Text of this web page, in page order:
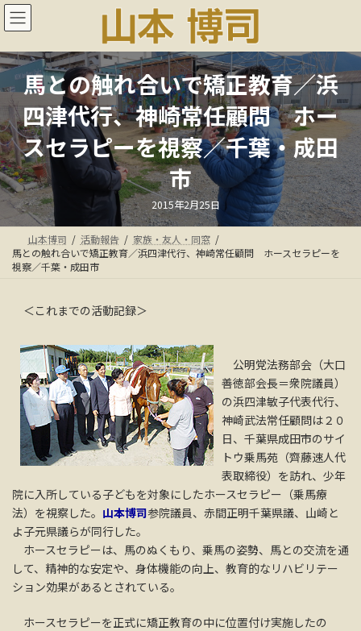
コ
ン
ン
ツ
へ
ス
キ
ッ
プ
ナ
ビ
ー
シ
ョ
ン
に
移
動
馬との触れ合いで矯正教育／浜
四津代行、神崎常任顧問 ホー
スセラピーを視察／千葉・成田
市
最
終
更
新
日
時
:
2015年2月25日
山本博司 活動報告
家族・友人・同窓
馬との触れ合いで矯正教育／浜四津代行、神崎常任顧問 ホースセラピーを
視察／千葉・成田市
＜これまでの活動記録＞
公明党法務部会（大口
善徳部会長＝衆院議員）
の浜四津敏子代表代行、
神崎武法常任顧問は２０
日、千葉県成田市のサイ
トウ乗馬苑（齊藤速人代
表取締役）を訪れ、少年
院に入所している子どもを対象にしたホースセラピー（乗馬療
法）を視察した。 山本博司参院議員、赤間正明千葉県議、山崎と
よ子元県議らが同行した。
ホースセラピーは、馬のぬくもり、乗馬の姿勢、馬との交流を通
して、精神的な安定や、身体機能の向上、教育的なリハビリテー
ション効果があるとされている。
ホースセラピーを正式に矯正教育の中に位置付け実施したの